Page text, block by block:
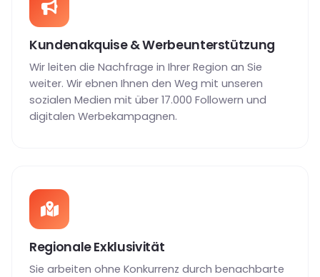
Kundenakquise & Werbeunterstützung
Wir leiten die Nachfrage in Ihrer Region an Sie
weiter. Wir ebnen Ihnen den Weg mit unseren
sozialen Medien mit über 17.000 Followern und
digitalen Werbekampagnen.
Regionale Exklusivität
Sie arbeiten ohne Konkurrenz durch benachbarte